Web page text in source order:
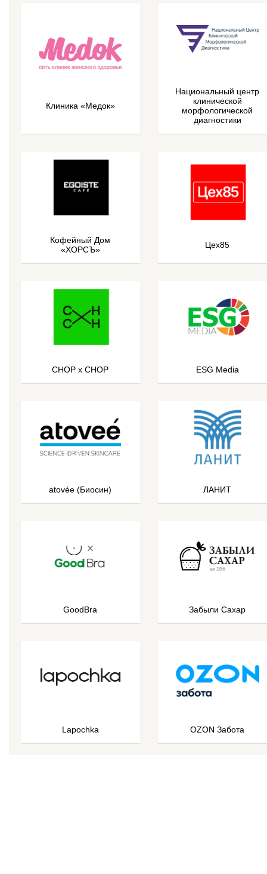
Клиника «Медок»
Национальный центр
клинической
морфологической
диагностики
Кофейный Дом
«ХОРСЪ»
Цех85
CHOP x CHOP ESG Media
atovée (Биосин) ЛАНИТ
GoodBra Забыли Сахар
Lapochka OZON Забота